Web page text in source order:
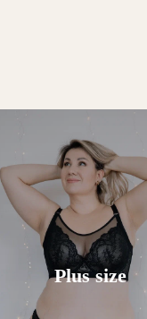
Plus size